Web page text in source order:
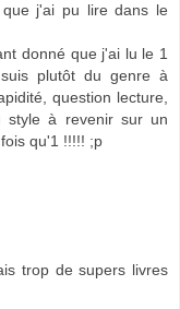
j'ai pu lire dans le
donné que j'ai lu le 1
plutôt du genre à
question lecture,
à revenir sur un
qu'1 !!!!! ;p
trop de supers livres